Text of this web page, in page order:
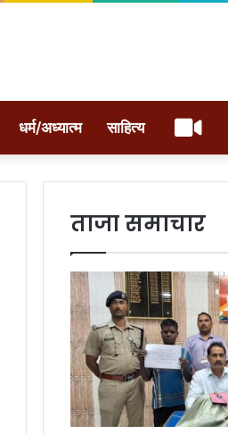
धर्म/अध्यात्म साहित्य वीडियो
ताजा समाचार